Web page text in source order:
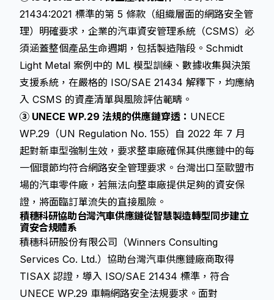
21434:2021 標準的第 5 條款（組織層面的網路安全管
理）明確要求，企業的汽車資安管理系統（CSMS）必
須涵蓋整個產品生命週期，包括製造階段。Schmidt
Light Metal 案例中的 ML 模型訓練、數據收集與決策
支援系統，在嚴格的 ISO/SAE 21434 解釋下，均應納
入 CSMS 的資產清單與風險評估範疇。
③ UNECE WP.29 法規的供應鏈穿透： UNECE
WP.29（UN Regulation No. 155）自 2022 年 7 月
起對新車型強制生效，要求整車廠確保其供應鏈中的每
一個環節均符合網路安全管理要求。台灣出口至歐盟市
場的汽車零件廠，若無法向整車廠提供足夠的資安保
證，將面臨訂單流失的直接風險。
積穗科研協助台灣汽車供應鏈從智慧製造轉型同步建立
資安合規體系
積穗科研股份有限公司（Winners Consulting
Services Co. Ltd.）協助台灣汽車供應鏈廠商取得
TISAX 認證，導入 ISO/SAE 21434 標準，符合
UNECE WP.29 車輛網路安全法規要求。面對